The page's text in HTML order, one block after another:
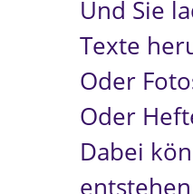
Und Sie
Texte
Oder
Oder
Dabei